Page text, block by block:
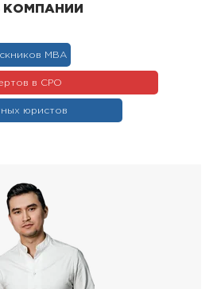
КОМПАНИИ
МВА
в СРО
юристов